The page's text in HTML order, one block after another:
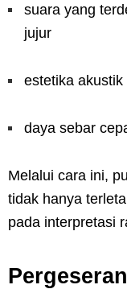
suara yang
jujur
estetika
daya sebar
Melalui cara ini,
tidak hanya
pada interpretasi